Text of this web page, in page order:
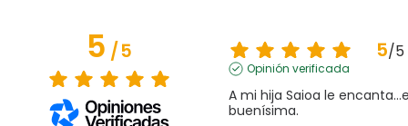
5/5 5/5
Opinión verificada
A mi hija Saioa le
buenísima.